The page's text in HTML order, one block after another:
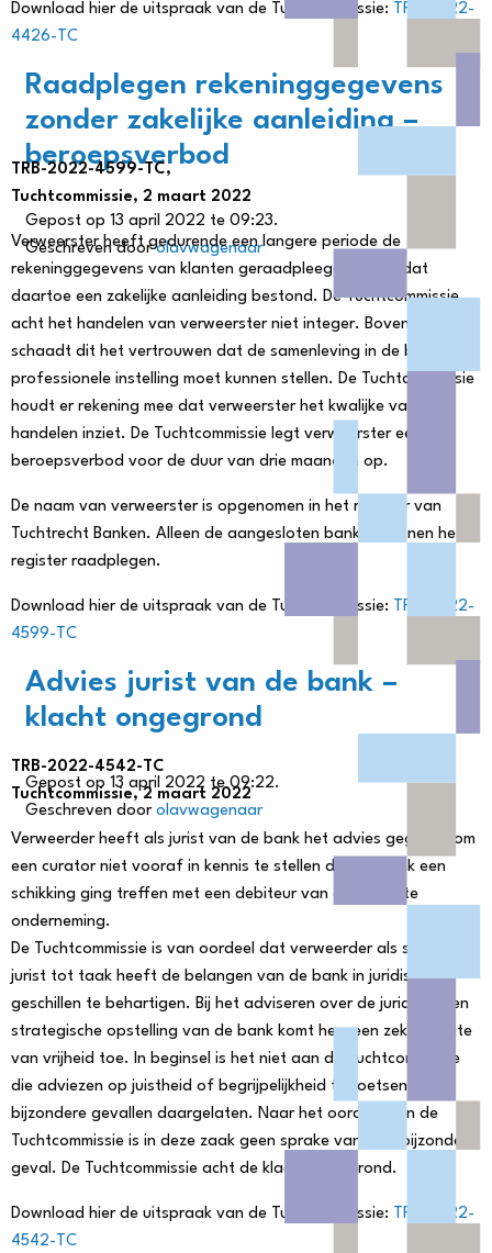
Download hier de uitspraak van de Tuchtcommissie: TRB-2022-
4426-TC
Raadplegen rekeninggegevens
zonder zakelijke aanleiding –
beroepsverbod
Gepost op 13 april 2022 te 09:23.
Geschreven doorolavwagenaar
TRB-2022-4599-TC,
Tuchtcommissie, 2 maart 2022
Verweerster heeft gedurende een langere periode de
rekeninggegevens van klanten geraadpleegd zonder dat
daartoe een zakelijke aanleiding bestond. De Tuchtcommissie
acht het handelen van verweerster niet integer. Bovendien
schaadt dit het vertrouwen dat de samenleving in de bank als
professionele instelling moet kunnen stellen. De Tuchtcommissie
houdt er rekening mee dat verweerster het kwalijke van haar
handelen inziet. De Tuchtcommissie legt verweerster een
beroepsverbod voor de duur van drie maanden op.
De naam van verweerster is opgenomen in het register van
Tuchtrecht Banken. Alleen de aangesloten banken kunnen het
register raadplegen.
Download hier de uitspraak van de Tuchtcommissie: TRB-2022-
4599-TC
Advies jurist van de bank –
klacht ongegrond
Gepost op 13 april 2022 te 09:22.
Geschreven door olavwagenaar
TRB-2022-4542-TC
Tuchtcommissie, 2 maart 2022
Verweerder heeft als jurist van de bank het advies gegeven om
een curator niet vooraf in kennis te stellen dat de bank een
schikking ging treffen met een debiteur van een failliete
onderneming.
De Tuchtcommissie is van oordeel dat verweerder als senior
jurist tot taak heeft de belangen van de bank in juridische
geschillen te behartigen. Bij het adviseren over de juridische en
strategische opstelling van de bank komt hem een zekere mate
van vrijheid toe. In beginsel is het niet aan de Tuchtcommissie
die adviezen op juistheid of begrijpelijkheid te toetsen,
bijzondere gevallen daargelaten. Naar het oordeel van de
Tuchtcommissie is in deze zaak geen sprake van zo’n bijzonder
geval. De Tuchtcommissie acht de klacht ongegrond.
Download hier de uitspraak van de Tuchtcommissie: TRB-2022-
4542-TC